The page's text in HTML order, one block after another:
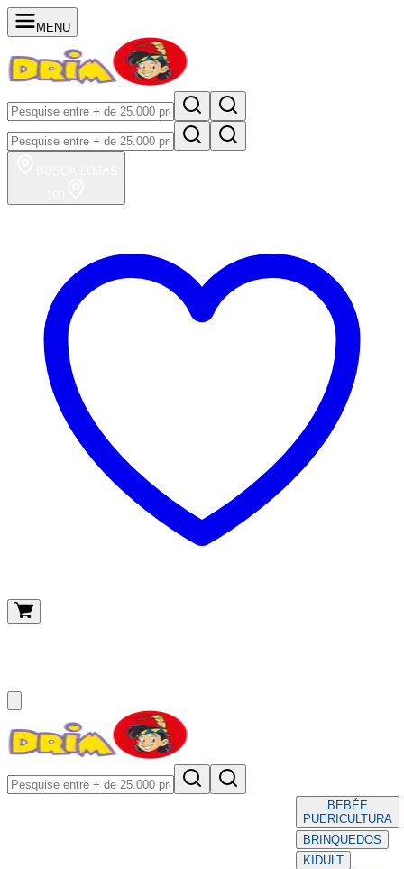
MENU
BEBÉE
PUERICULTURA
BRINQUEDOS
KIDULT